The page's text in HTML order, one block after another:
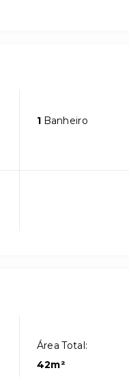
1Banheiro
Área Total:
42m²